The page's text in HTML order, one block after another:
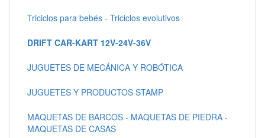
Triciclos para bebés - Triciclos evolutivos
DRIFT CAR-KART 12V-24V-36V
JUGUETES DE MECÁNICA Y ROBÓTICA
JUGUETES Y PRODUCTOS STAMP
MAQUETAS DE BARCOS - MAQUETAS DE PIEDRA -
MAQUETAS DE CASAS